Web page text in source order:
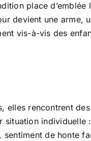
place d’emblée
devient une arme,
vis-à-vis des
elles rencontrent
situation individuelle
de honte